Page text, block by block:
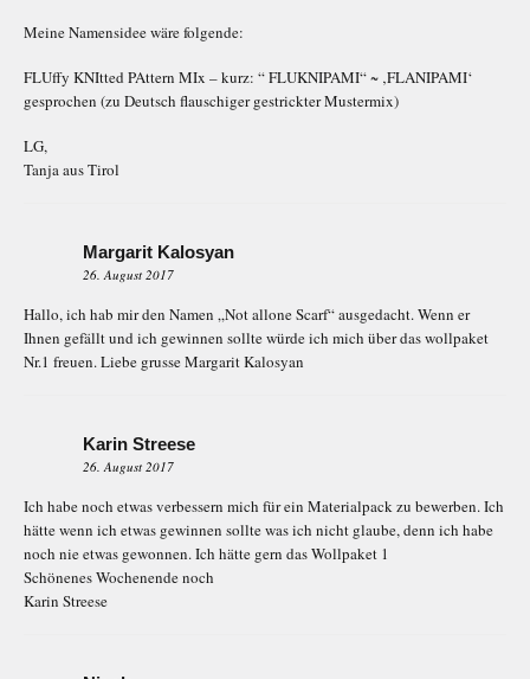
Meine Namensidee wäre folgende:
FLUffy KNItted PAttern MIx – kurz: “ FLUKNIPAMI“ ~ ‚FLANIPAMI‘
gesprochen (zu Deutsch flauschiger gestrickter Mustermix)
LG,
Tanja aus Tirol
Margarit Kalosyan
26. August 2017
Hallo, ich hab mir den Namen „Not allone Scarf“ ausgedacht. Wenn er
Ihnen gefällt und ich gewinnen sollte würde ich mich über das wollpaket
Nr.1 freuen. Liebe grusse Margarit Kalosyan
Karin Streese
26. August 2017
Ich habe noch etwas verbessern mich für ein Materialpack zu bewerben. Ich
hätte wenn ich etwas gewinnen sollte was ich nicht glaube, denn ich habe
noch nie etwas gewonnen. Ich hätte gern das Wollpaket 1
Schönenes Wochenende noch
Karin Streese